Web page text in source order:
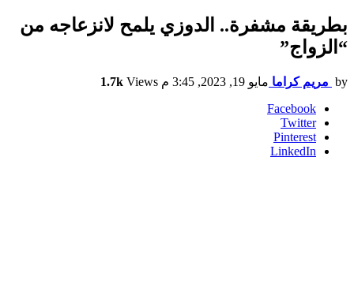
بطريقة مشفرة.. الدوزي يلمح لانزعاجه من
“الزواج”
by مريم كراما مايو 19, 2023, 3:45 م 1.7k Views
Facebook
Twitter
Pinterest
LinkedIn